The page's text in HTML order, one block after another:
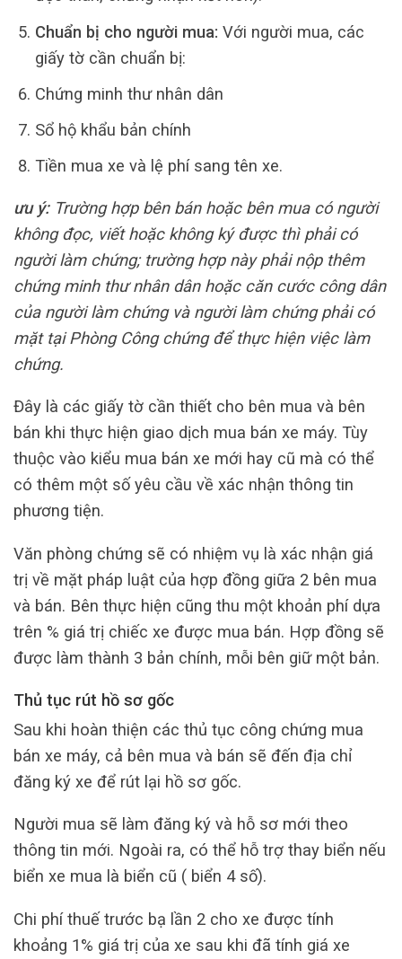
Chuẩn bị cho người mua: Với người mua, các
giấy tờ cần chuẩn bị:
Chứng minh thư nhân dân
Sổ hộ khẩu bản chính
Tiền mua xe và lệ phí sang tên xe.
ưu ý:Trường hợp bên bán hoặc bên mua có người
không đọc, viết hoặc không ký được thì phải có
người làm chứng; trường hợp này phải nộp thêm
chứng minh thư nhân dân hoặc căn cước công dân
của người làm chứng và người làm chứng phải có
mặt tại Phòng Công chứng để thực hiện việc làm
chứng.
Đây là các giấy tờ cần thiết cho bên mua và bên
bán khi thực hiện giao dịch mua bán xe máy. Tùy
thuộc vào kiểu mua bán xe mới hay cũ mà có thể
có thêm một số yêu cầu về xác nhận thông tin
phương tiện.
Văn phòng chứng sẽ có nhiệm vụ là xác nhận giá
trị về mặt pháp luật của hợp đồng giữa 2 bên mua
và bán. Bên thực hiện cũng thu một khoản phí dựa
trên % giá trị chiếc xe được mua bán. Hợp đồng sẽ
được làm thành 3 bản chính, mỗi bên giữ một bản.
Thủ tục rút hồ sơ gốc
Sau khi hoàn thiện các thủ tục công chứng mua
bán xe máy, cả bên mua và bán sẽ đến địa chỉ
đăng ký xe để rút lại hồ sơ gốc.
Người mua sẽ làm đăng ký và hỗ sơ mới theo
thông tin mới. Ngoài ra, có thể hỗ trợ thay biển nếu
biển xe mua là biển cũ ( biển 4 số).
Chi phí thuế trước bạ lần 2 cho xe được tính
khoảng 1% giá trị của xe sau khi đã tính giá xe